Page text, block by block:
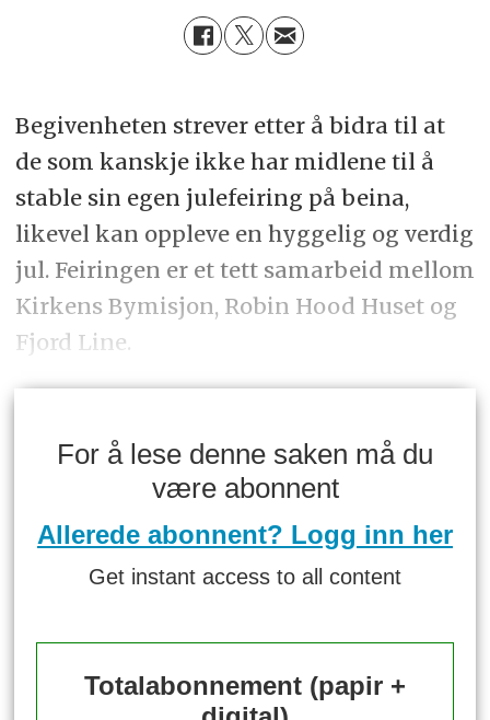
Begivenheten strever etter å bidra til at
de som kanskje ikke har midlene til å
stable sin egen julefeiring på beina,
likevel kan oppleve en hyggelig og verdig
jul. Feiringen er et tett samarbeid mellom
Kirkens Bymisjon, Robin Hood Huset og
Fjord Line.
For å lese denne saken må du
være abonnent
Allerede abonnent? Logg inn her
Get instant access to all content
Totalabonnement (papir +